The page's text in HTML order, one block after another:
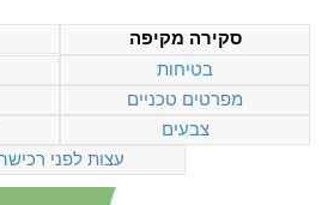
סקירה מקיפה
בטיחות
מפרטים טכניים
צבעים
עצות לפני